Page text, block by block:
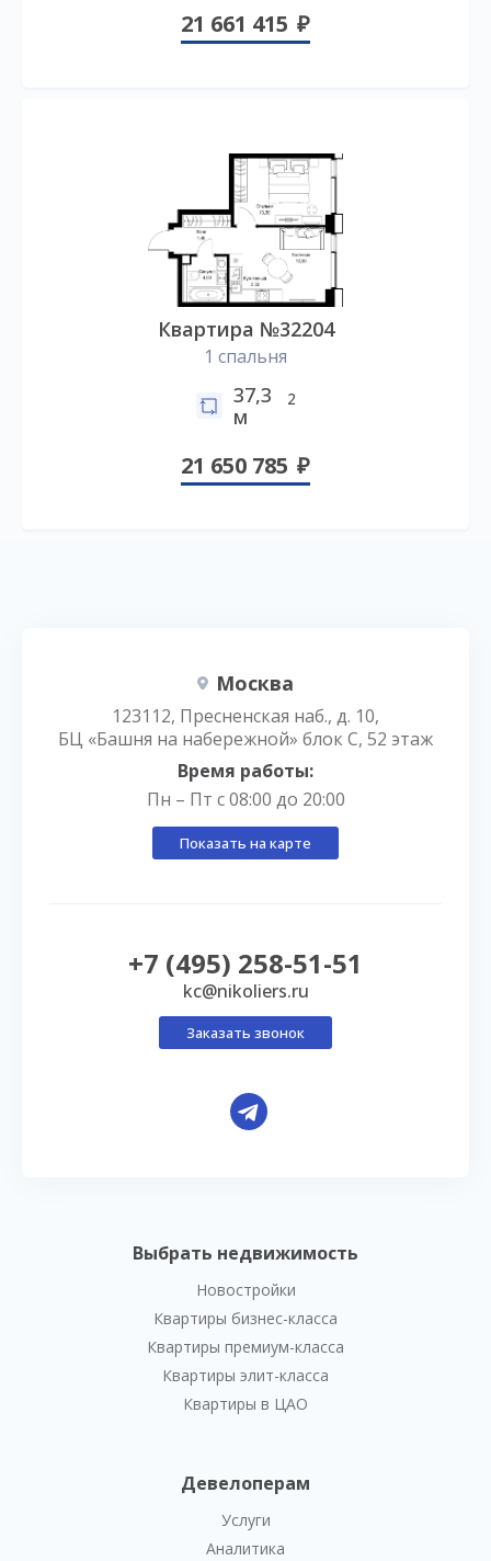
21 661 415
Квартира №32204
1 спальня
37,3
м
2
21 650 785
Выбрать недвижимость
Новостройки
Квартиры бизнес-класса
Квартиры премиум-класса
Квартиры элит-класса
Квартиры в ЦАО
Девелоперам
Услуги
Аналитика
Москва
123112, Пресненская наб., д. 10,
БЦ «Башня на набережной» блок С, 52 этаж
Время работы:
Пн – Пт с 08:00 до 20:00
Показать на карте
+7 (495) 258-51-51
kc@nikoliers.ru
Заказать звонок